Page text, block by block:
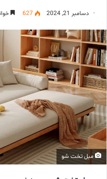
دسامبر 21, 2024 627
مبل تخت شو